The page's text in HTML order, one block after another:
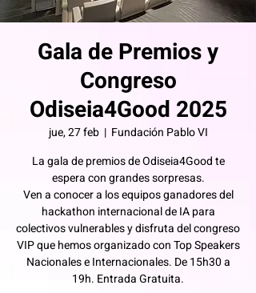
Gala de Premios y
Congreso
Odiseia4Good 2025
jue, 27 feb
  |
Fundación Pablo VI
La gala de premios de Odiseia4Good te
espera con grandes sorpresas.
Ven a conocer a los equipos ganadores del
hackathon internacional de IA para
colectivos vulnerables y disfruta del congreso
VIP que hemos organizado con Top Speakers
Nacionales e Internacionales. De 15h30 a
19h. Entrada Gratuita.